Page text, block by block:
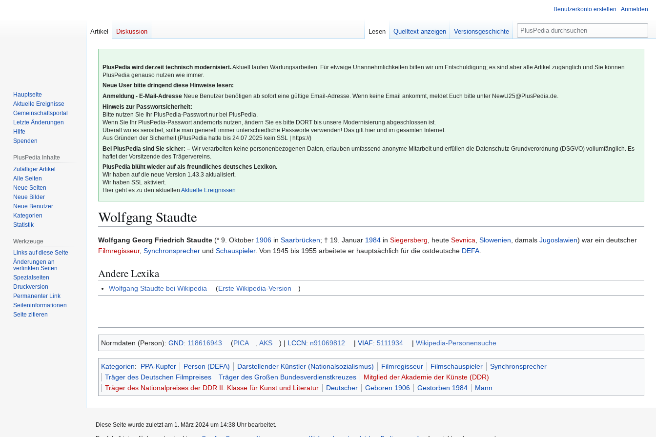
PlusPedia wird derzeit technisch modernisiert.Aktuell laufen Wartungsarbeiten. Für etwaige Unannehmlichkeiten bitten wir um Entschuldigung; es sind aber alle Artikel zugänglich und Sie können
PlusPedia genauso nutzen wie immer.
Neue User bitte dringend diese Hinweise lesen:
Anmeldung - E-Mail-Adresse Neue Benutzer benötigen ab sofort eine gültige Email-Adresse. Wenn keine Email ankommt, meldet Euch bitte unter NewU25@PlusPedia.de.
Hinweis zur Passwortsicherheit:
Bitte nutzen Sie Ihr PlusPedia-Passwort nur bei PlusPedia.
Wenn Sie Ihr PlusPedia-Passwort andernorts nutzen, ändern Sie es bitte DORT bis unsere Modernisierung abgeschlossen ist.
Überall wo es sensibel, sollte man generell immer unterschiedliche Passworte verwenden! Das gilt hier und im gesamten Internet.
Aus Gründen der Sicherheit (PlusPedia hatte bis 24.07.2025 kein SSL | https://)
Bei PlusPedia sind Sie sicher: – Wir verarbeiten keine personenbezogenen Daten, erlauben umfassend anonyme Mitarbeit und erfüllen die Datenschutz-Grundverordnung (DSGVO) vollumfänglich. Es
haftet der Vorsitzende des Trägervereins.
PlusPedia blüht wieder auf als freundliches deutsches Lexikon.
Wir haben auf die neue Version 1.43.3 aktualisiert.
Wir haben SSL aktiviert.
Hier geht es zu den aktuellenAktuelle Ereignissen
Wolfgang Staudte
Zur
Navigation
Zur
Suche
Wolfgang Georg Friedrich Staudte (* 9. Oktober 1906 in Saarbrücken; † 19. Januar 1984 in Siegersberg , heute Sevnica Slowenien , damals Jugoslawien) war ein deutscher
Filmregisseur, Synchronsprecher und Schauspieler. Von 1945 bis 1955 arbeitete er hauptsächlich für die ostdeutsche DEFA
Andere Lexika
Wolfgang Staudte bei Wikipedia (Erste Wikipedia-Version )
Normdaten (Person): GND: 118616943 (PICA , AKS ) | LCCN: n91069812 | VIAF: 5111934 | Wikipedia-Personensuche
Kategorien: PPA-Kupfer Person (DEFA) Darstellender Künstler (Nationalsozialismus) Filmregisseur Filmschauspieler
Synchronsprecher
Träger des Deutschen Filmpreises
Träger des Großen Bundesverdienstkreuzes
Mitglied der Akademie der Künste (DDR)
Träger des Nationalpreises der DDR II. Klasse für Kunst und Literatur
Deutscher Geboren 1906 Gestorben 1984 Mann
Benutzerkonto erstellen Anmelden
Artikel Diskussion Lesen Quelltext anzeigen Versionsgeschichte
S
u
c
e
Hauptseite
Aktuelle Ereignisse
Gemeinschafts­portal
Letzte Änderungen
Hilfe
Spenden
PlusPedia Inhalte
Zufälliger Artikel
Alle Seiten
Neue Seiten
Neue Bilder
Neue Benutzer
Kategorien
Statistik
Werkzeuge
Links auf diese Seite
Änderungen an
verlinkten Seiten
Spezialseiten
Druckversion
Permanenter Link
Seiten­­informationen
Seite zitieren
Diese Seite wurde zuletzt am 1. März 2024 um 14:38 Uhr bearbeitet.